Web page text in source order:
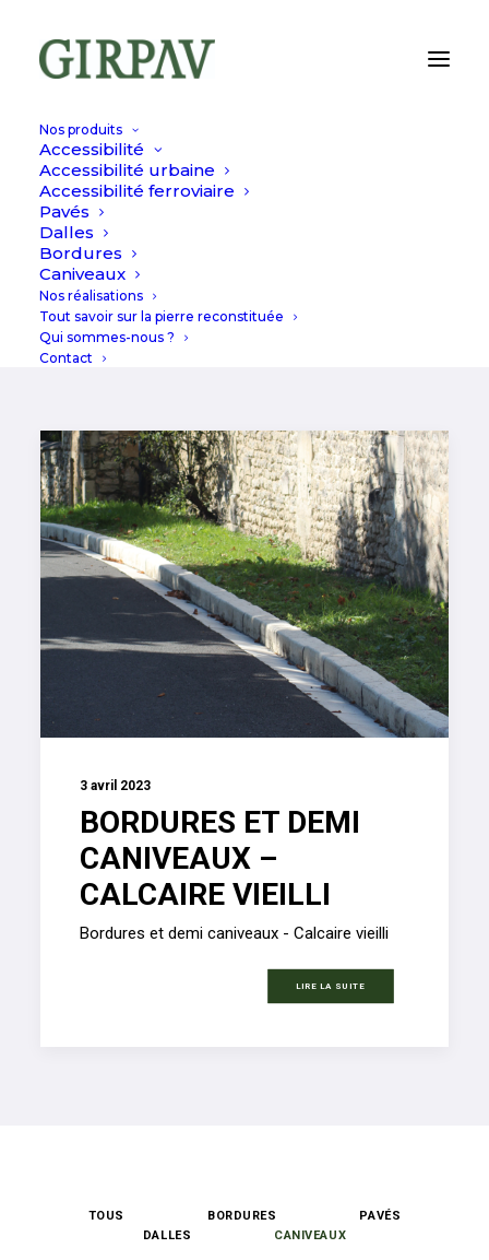
Nos produits
Accessibilité
Accessibilité urbaine
Accessibilité ferroviaire
Pavés
Dalles
Bordures
Caniveaux
Nos réalisations
Tout savoir sur la pierre reconstituée
Qui sommes-nous ?
Contact
3 avril 2023
BORDURES ET DEMI
CANIVEAUX –
CALCAIRE VIEILLI
Bordures et demi caniveaux - Calcaire vieilli
LIRE LA SUITE
TOUS BORDURES
PAVÉS
DALLES
CANIVEAUX